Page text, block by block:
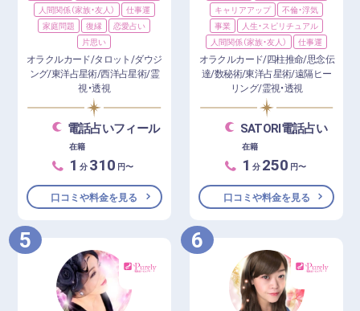
人間関係（家族・友人）
仕事運
家庭問題
復縁
恋愛占い
片思い
オラクルカード/タロット/ダウジ
ング/東洋占星術/西洋占星術/霊
視・透視
電話占いフィール
在籍
1 分 310 円〜
口コミや料金を見る
キャリアアップ
不倫・浮気
事業
人生・スピリチュアル
人間関係（家族・友人）
仕事運
オラクルカード/四柱推命/思念伝
達/数秘術/東洋占星術/遠隔ヒー
リング/霊視・透視
SATORI電話占い
在籍
1 分 250 円〜
口コミや料金を見る
5 6